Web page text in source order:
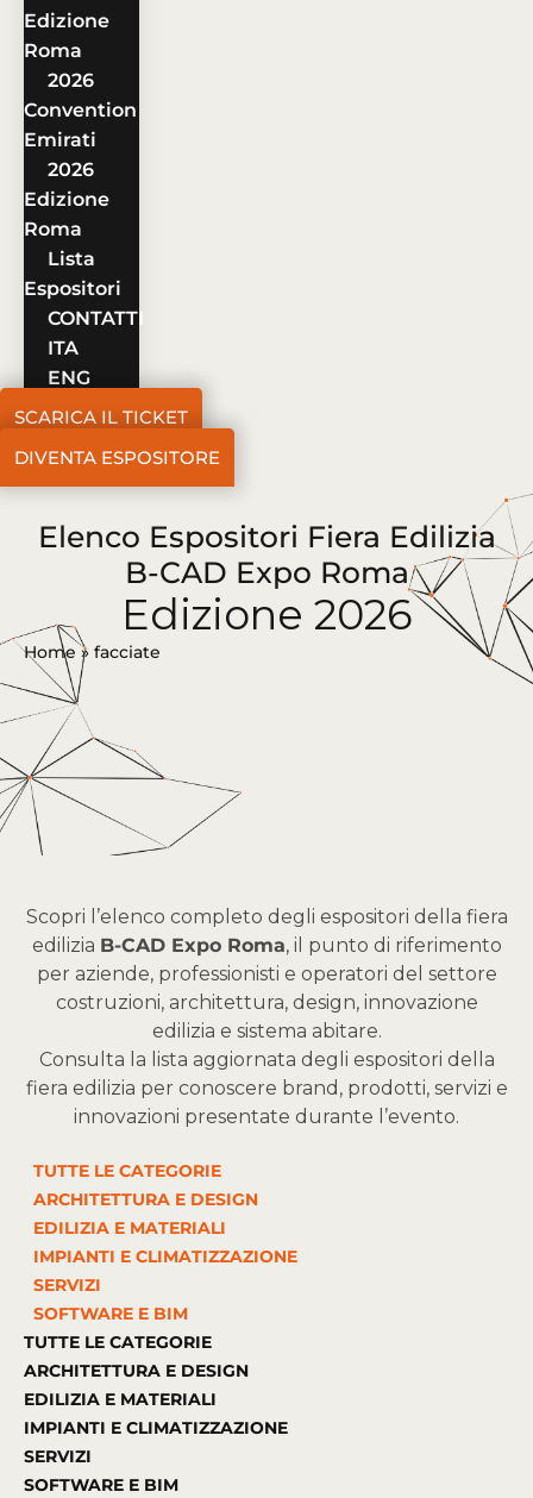
Edizione
Roma
2026
Convention
Emirati
2026
Edizione
Roma
Lista
Espositori
CONTATTI
ITA
ENG
SCARICA IL TICKET
DIVENTA ESPOSITORE
Elenco Espositori Fiera Edilizia
B-CAD Expo Roma
Edizione 2026
Home» facciate
Scopri l’elenco completo degli espositori della fiera
edilizia B-CAD Expo Roma, il punto di riferimento
per aziende, professionisti e operatori del settore
costruzioni, architettura, design, innovazione
edilizia e sistema abitare.
Consulta la lista aggiornata degli espositori della
fiera edilizia per conoscere brand, prodotti, servizi e
innovazioni presentate durante l’evento.
TUTTE LE CATEGORIE
ARCHITETTURA E DESIGN
EDILIZIA E MATERIALI
IMPIANTI E CLIMATIZZAZIONE
SERVIZI
SOFTWARE E BIM
TUTTE LE CATEGORIE
ARCHITETTURA E DESIGN
EDILIZIA E MATERIALI
IMPIANTI E CLIMATIZZAZIONE
SERVIZI
SOFTWARE E BIM